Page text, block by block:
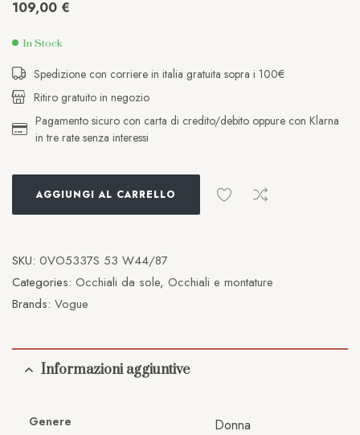
109,00 €
In Stock
Spedizione con corriere in italia gratuita sopra i 100€
Ritiro gratuito in negozio
Pagamento sicuro con carta di credito/debito oppure con Klarna
in tre rate senza interessi
AGGIUNGI AL CARRELLO
SKU: 0VO5337S 53 W44/87
Categories: Occhiali da sole, Occhiali e montature
Brands: Vogue
Informazioni aggiuntive
Genere Donna